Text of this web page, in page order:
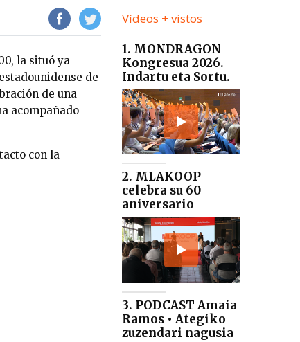
la situó ya
de
de una
acompañado
con la
Vídeos + vistos
1. MONDRAGON
Kongresua 2026.
Indartu eta Sortu.
2. MLAKOOP
celebra su 60
aniversario
3. PODCAST Amaia
Ramos • Ategiko
zuzendari nagusia